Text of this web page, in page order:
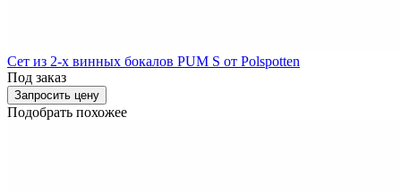
Сет из 2-х винных бокалов PUM S от Polspotten
Под заказ
Запросить цену
Подобрать похожее